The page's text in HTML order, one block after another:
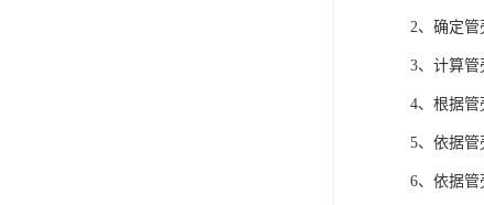
2、确定管
3、计算管
4、根据管
5、依据管
6、依据管